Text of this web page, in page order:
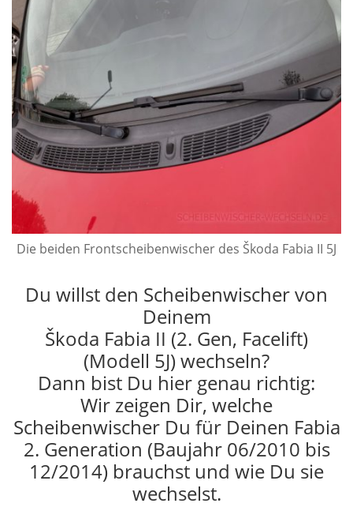
Die beiden Frontscheibenwischer des Škoda Fabia II 5J
Du willst den Scheibenwischer von
Deinem
Škoda Fabia II (2. Gen, Facelift)
(Modell 5J) wechseln?
Dann bist Du hier genau richtig:
Wir zeigen Dir, welche
Scheibenwischer Du für Deinen Fabia
2. Generation (Baujahr 06/2010 bis
12/2014) brauchst und wie Du sie
wechselst.